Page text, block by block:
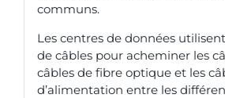
communs.
Les centres de données
de câbles pour acheminer les
câbles de fibre optique et les
d’alimentation entre les